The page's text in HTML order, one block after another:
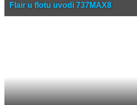
Flair u flotu uvodi 737MAX8